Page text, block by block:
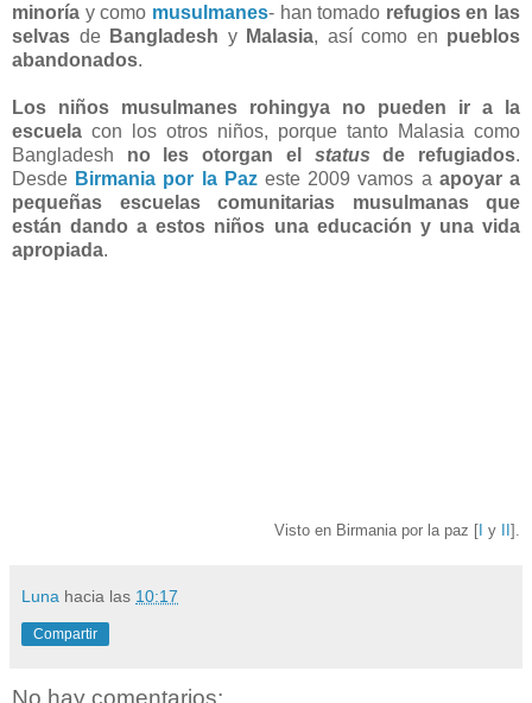
minoría y como musulmanes- han tomado refugios en las
selvas de Bangladesh y Malasia, así como en pueblos
abandonados.
Los niños musulmanes rohingya no pueden ir a la
escuela con los otros niños, porque tanto Malasia como
Bangladesh no les otorgan el status de refugiados.
Desde Birmania por la Pazeste 2009 vamos a apoyar a
pequeñas escuelas comunitarias musulmanas que
están dando a estos niños una educación y una vida
apropiada.
Visto en Birmania por la paz [ y ].
Luna hacia las 10:17
Compartir
No hay comentarios: